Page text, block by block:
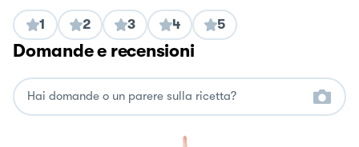
1 2 3 4 5
Domande e recensioni